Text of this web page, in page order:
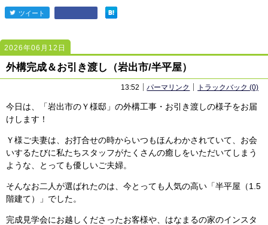
entry2446
ツイート
2026年06月12日
外構完成＆お引き渡し（岩出市/半平屋）
13:52 パーマリンク トラックバック (0)
今日は、「岩出市のＹ様邸」の外構工事・お引き渡しの様子をお届
けします！
Ｙ様ご夫妻は、お打合せの時からいつもほんわかされていて、お会
いするたびに私たちスタッフがたくさんの癒しをいただいてしまう
ような、とっても優しいご夫婦。
そんなお二人が選ばれたのは、今とっても人気の高い「半平屋（1.5
階建て）」でした。
完成見学会にお越しくださったお客様や、はなまるの家のインスタ